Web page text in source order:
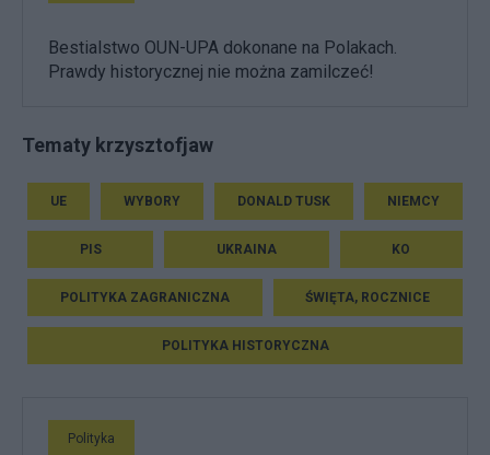
Bestialstwo OUN-UPA dokonane na Polakach.
Prawdy historycznej nie można zamilczeć!
Tematy krzysztofjaw
UE WYBORY DONALD TUSK NIEMCY
PIS UKRAINA KO
POLITYKA ZAGRANICZNA ŚWIĘTA, ROCZNICE
POLITYKA HISTORYCZNA
Polityka